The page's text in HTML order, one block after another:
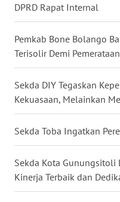
DPRD Rapat Internal
Pemkab Bone Bolango
Terisolir Demi
Sekda DIY Tegaskan
Kekuasaan, Melainkan
Sekda Toba Ingatkan
Sekda Kota Gunungsitoli
Kinerja Terbaik dan
WN
SULUT
WN
MALUKU
WN
DAIRI